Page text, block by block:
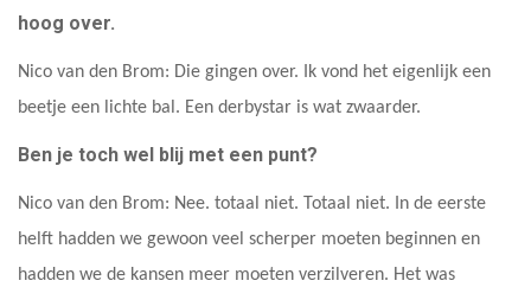
hoog over.
Nico van den Brom: Die gingen over. Ik vond het eigenlijk een
beetje een lichte bal. Een derbystar is wat zwaarder.
Ben je toch wel blij met een punt?
Nico van den Brom: Nee. totaal niet. Totaal niet. In de eerste
helft hadden we gewoon veel scherper moeten beginnen en
hadden we de kansen meer moeten verzilveren. Het was